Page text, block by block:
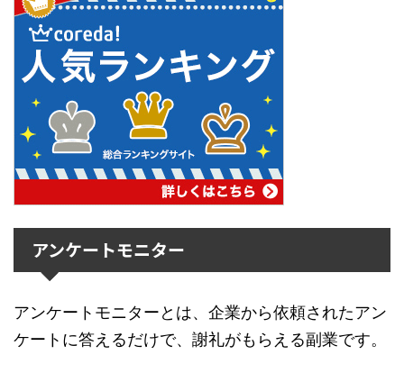
アンケートモニター
アンケートモニターとは、企業から依頼されたアン
ケートに答えるだけで、謝礼がもらえる副業です。